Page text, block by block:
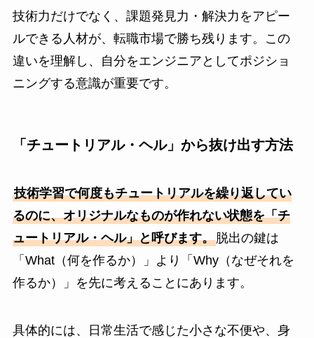
技術力だけでなく、課題発見力・解決力をアピー
ルできる人材が、転職市場で勝ち残ります。この
違いを理解し、自分をエンジニアとしてポジショ
ニングする意識が重要です。
「チュートリアル・ヘル」から抜け出す方法
技術学習で何度もチュートリアルを繰り返してい
るのに、オリジナルなものが作れない状態を「チ
ュートリアル・ヘル」と呼びます。脱出の鍵は
「What（何を作るか）」より「Why（なぜそれを
作るか）」を先に考えることにあります。
具体的には、日常生活で感じた小さな不便や、身